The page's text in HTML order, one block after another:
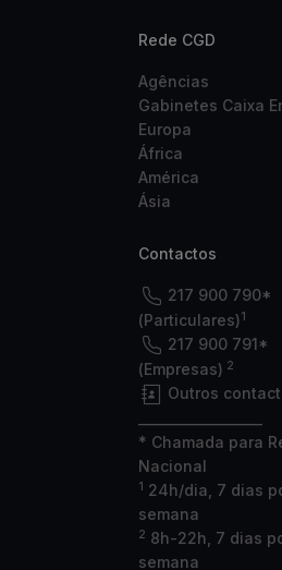
Rede CGD
Agências
Gabinetes Caixa
Europa
África
América
Ásia
Contactos
217 900 790*
(Particulares)1
217 900 791*
(Empresas) 2
Outros
* Chamada para
Nacional
1 24h/dia, 7 dias
semana
2 8h-22h, 7 dias
semana